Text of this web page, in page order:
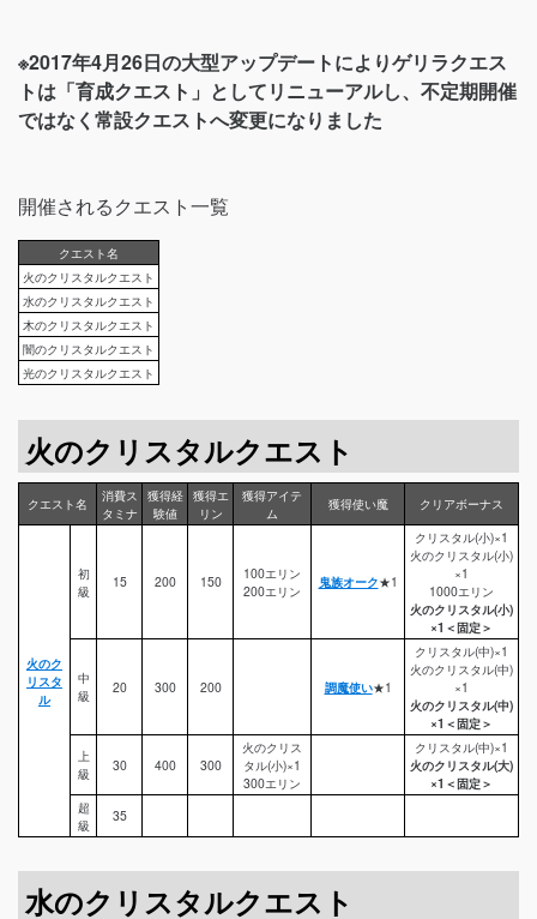
※2017年4月26日の大型アップデートによりゲリラクエス
トは「育成クエスト」としてリニューアルし、不定期開催
ではなく常設クエストへ変更になりました
開催されるクエスト一覧
クエスト名
火のクリスタルクエスト
水のクリスタルクエスト
木のクリスタルクエスト
闇のクリスタルクエスト
光のクリスタルクエスト
火のクリスタルクエスト
クエスト名
消費ス
タミナ
獲得経
験値
獲得エ
リン
獲得アイテ
ム
獲得使い魔 クリアボーナス
火のク
リスタ
ル
初
級
15 200 150
100エリン
200エリン
鬼族オーク★1
クリスタル(小)×1
火のクリスタル(小)
×1
1000エリン
火のクリスタル(小)
×1＜固定＞
中
級
20 300 200 調魔使い★1
クリスタル(中)×1
火のクリスタル(中)
×1
火のクリスタル(中)
×1＜固定＞
上
級
30 400 300
火のクリス
タル(小)×1
300エリン
クリスタル(中)×1
火のクリスタル(大)
×1＜固定＞
超
級
35
水のクリスタルクエスト